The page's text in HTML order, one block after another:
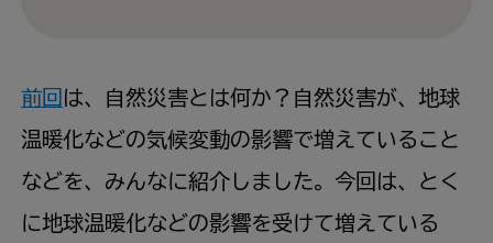
前回 は、 自然災害とは何 か？ 自然災害が、 地球
温暖化などの気候変動の影響で増 えていること
などを、みんなに紹介 しました。 今回 は、とく
に地球温暖化などの影響を受けて増 えている